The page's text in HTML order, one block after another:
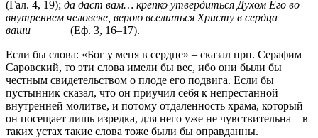
(Гал. 4, 19); да даст вам… крепко утвердиться Духом Его во
внутреннем человеке, верою вселиться Христу в сердца
ваши
(Еф. 3, 16–17).
Если бы слова: «Бог у меня в сердце» – сказал прп. Серафим
Саровский, то эти слова имели бы вес, ибо они были бы
честным свидетельством о плоде его подвига. Если бы
пустынник сказал, что он приучил себя к непрестанной
внутренней молитве, и потому отдаленность храма, который
он посещает лишь изредка, для него уже не чувствительна – в
таких устах такие слова тоже были бы оправданны.